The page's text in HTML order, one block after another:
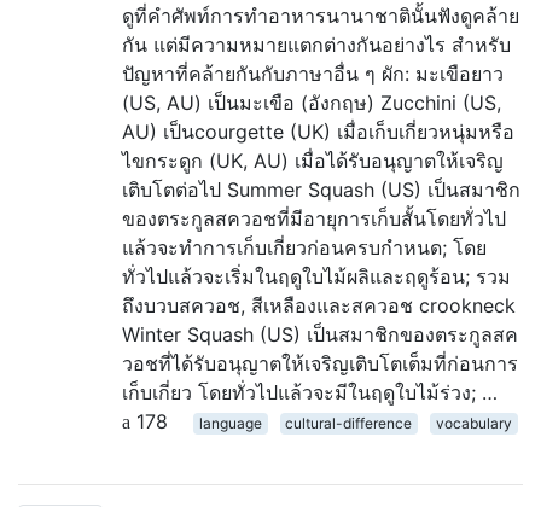
ดูที่คำศัพท์การทำอาหารนานาชาตินั้นฟังดูคล้าย
กัน แต่มีความหมายแตกต่างกันอย่างไร สำหรับ
ปัญหาที่คล้ายกันกับภาษาอื่น ๆ ผัก: มะเขือยาว
(US, AU) เป็นมะเขือ (อังกฤษ) Zucchini (US,
AU) เป็นcourgette (UK) เมื่อเก็บเกี่ยวหนุ่มหรือ
ไขกระดูก (UK, AU) เมื่อได้รับอนุญาตให้เจริญ
เติบโตต่อไป Summer Squash (US) เป็นสมาชิก
ของตระกูลสควอชที่มีอายุการเก็บสั้นโดยทั่วไป
แล้วจะทำการเก็บเกี่ยวก่อนครบกำหนด; โดย
ทั่วไปแล้วจะเริ่มในฤดูใบไม้ผลิและฤดูร้อน; รวม
ถึงบวบสควอช, สีเหลืองและสควอช crookneck
Winter Squash (US) เป็นสมาชิกของตระกูลสค
วอชที่ได้รับอนุญาตให้เจริญเติบโตเต็มที่ก่อนการ
เก็บเกี่ยว โดยทั่วไปแล้วจะมีในฤดูใบไม้ร่วง; …
178
language cultural-difference vocabulary